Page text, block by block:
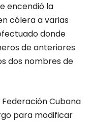
encendió la
cólera a varias
donde
de anteriores
dos nombres de
Cubana
para modificar